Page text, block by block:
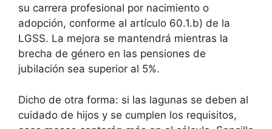
su carrera profesional por nacimiento o
adopción, conforme al artículo 60.1.b) de la
LGSS. La mejora se mantendrá mientras la
brecha de género en las pensiones de
jubilación sea superior al 5%.
Dicho de otra forma: si las lagunas se deben al
cuidado de hijos y se cumplen los requisitos,